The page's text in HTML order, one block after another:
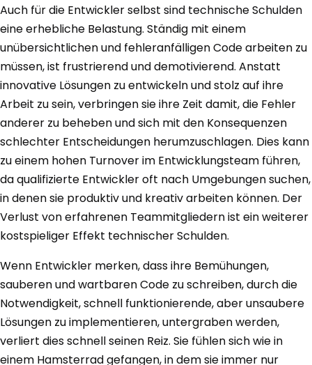
Auch für die Entwickler selbst sind technische Schulden
eine erhebliche Belastung. Ständig mit einem
unübersichtlichen und fehleranfälligen Code arbeiten zu
müssen, ist frustrierend und demotivierend. Anstatt
innovative Lösungen zu entwickeln und stolz auf ihre
Arbeit zu sein, verbringen sie ihre Zeit damit, die Fehler
anderer zu beheben und sich mit den Konsequenzen
schlechter Entscheidungen herumzuschlagen. Dies kann
zu einem hohen Turnover im Entwicklungsteam führen,
da qualifizierte Entwickler oft nach Umgebungen suchen,
in denen sie produktiv und kreativ arbeiten können. Der
Verlust von erfahrenen Teammitgliedern ist ein weiterer
kostspieliger Effekt technischer Schulden.
Wenn Entwickler merken, dass ihre Bemühungen,
sauberen und wartbaren Code zu schreiben, durch die
Notwendigkeit, schnell funktionierende, aber unsaubere
Lösungen zu implementieren, untergraben werden,
verliert dies schnell seinen Reiz. Sie fühlen sich wie in
einem Hamsterrad gefangen, in dem sie immer nur